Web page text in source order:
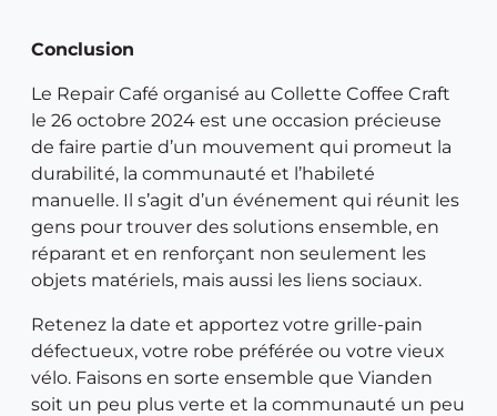
Conclusion
Le Repair Café organisé au Collette Coffee Craft
le 26 octobre 2024 est une occasion précieuse
de faire partie d’un mouvement qui promeut la
durabilité, la communauté et l’habileté
manuelle. Il s’agit d’un événement qui réunit les
gens pour trouver des solutions ensemble, en
réparant et en renforçant non seulement les
objets matériels, mais aussi les liens sociaux.
Retenez la date et apportez votre grille-pain
défectueux, votre robe préférée ou votre vieux
vélo. Faisons en sorte ensemble que Vianden
soit un peu plus verte et la communauté un peu